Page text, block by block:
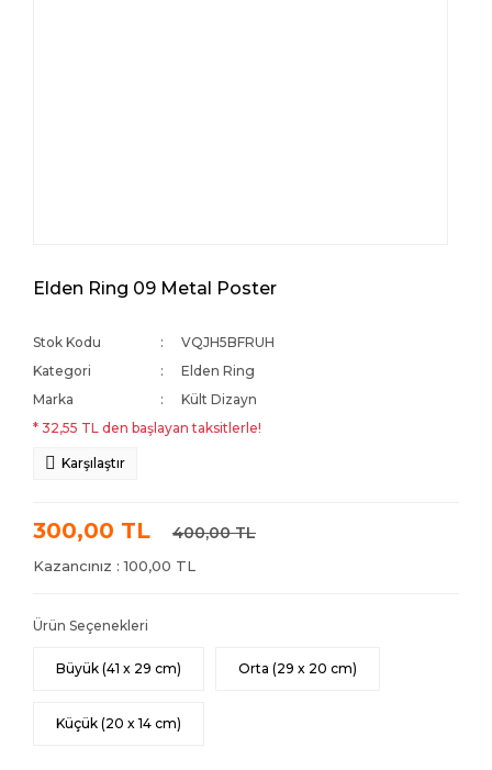
Elden Ring 09 Metal Poster
Stok Kodu
VQJH5BFRUH
Kategori
Elden Ring
Marka
Kült Dizayn
* 32,55 TL den başlayan taksitlerle!
Karşılaştır
300,00 TL 400,00 TL
Kazancınız : 100,00 TL
Ürün Seçenekleri
Büyük (41 x 29 cm) Orta (29 x 20 cm)
Küçük (20 x 14 cm)